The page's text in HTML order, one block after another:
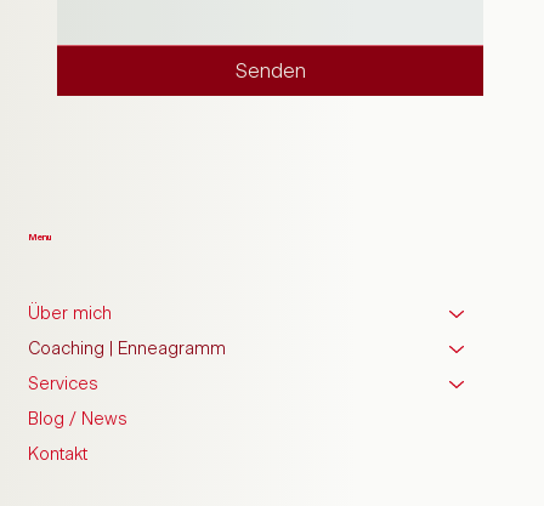
Menu
Über mich
Coaching | Enneagramm
Services
Blog / News
Kontakt
Senden